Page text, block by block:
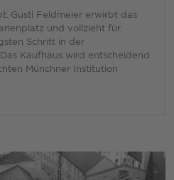
Gustl Feldmeier erwirbt das
und vollzieht für
Schritt in der
Kaufhaus wird entscheidend
Münchner Institution